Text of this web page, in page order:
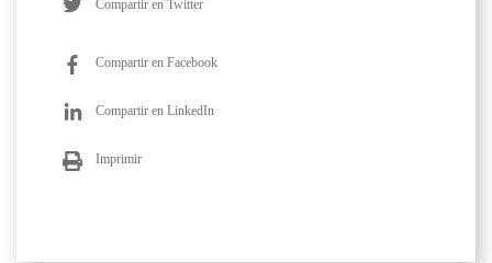
Compartir en Twitter
Compartir en Facebook
Compartir en LinkedIn
Imprimir